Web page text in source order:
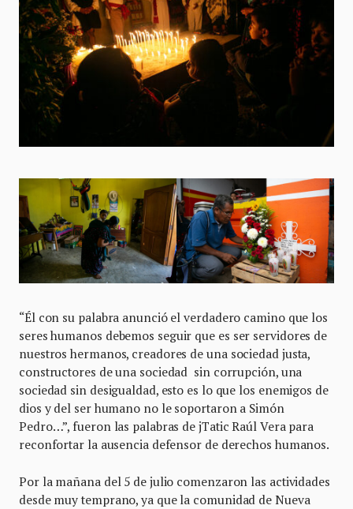
“Él con su palabra anunció el verdadero camino que los
seres humanos debemos seguir que es ser servidores de
nuestros hermanos, creadores de una sociedad justa,
constructores de una sociedad sin corrupción, una
sociedad sin desigualdad, esto es lo que los enemigos de
dios y del ser humano no le soportaron a Simón
Pedro…”, fueron las palabras de jTatic Raúl Vera para
reconfortar la ausencia defensor de derechos humanos.
Por la mañana del 5 de julio comenzaron las actividades
desde muy temprano, ya que la comunidad de Nueva